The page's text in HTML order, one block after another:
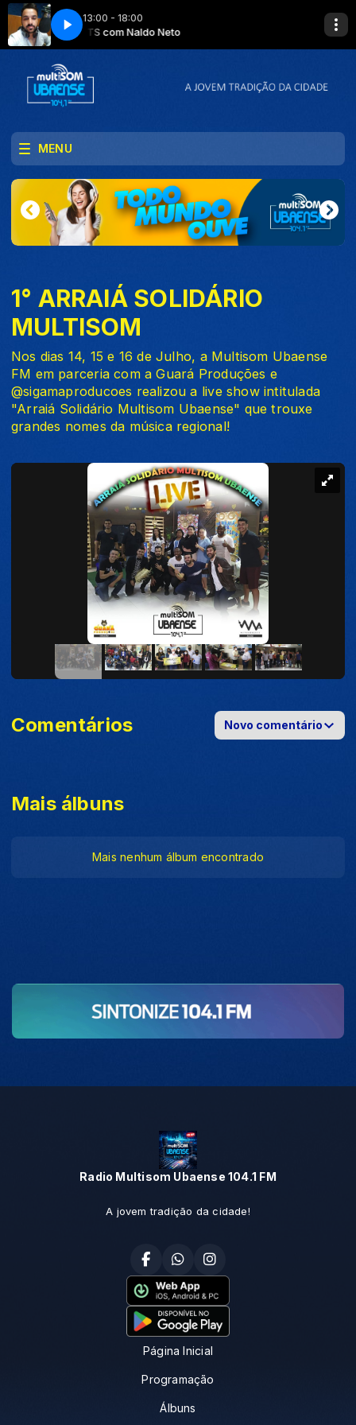
13:00 - 18:00
MULTI HITS com Naldo Neto MULTI HITS
MENU
1° ARRAIÁ SOLIDÁRIO
MULTISOM
Nos dias 14, 15 e 16 de Julho, a Multisom Ubaense
FM em parceria com a Guará Produções e
@sigamaproducoes realizou a live show intitulada
"Arraiá Solidário Multisom Ubaense" que trouxe
grandes nomes da música regional!
Mais álbuns
Mais nenhum álbum encontrado
Comentários Novo comentário
Radio Multisom Ubaense 104.1 FM
A jovem tradição da cidade!
Página Inicial
Programação
Álbuns